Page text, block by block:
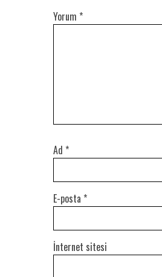
Yorum *
Ad *
E-posta *
İnternet sitesi